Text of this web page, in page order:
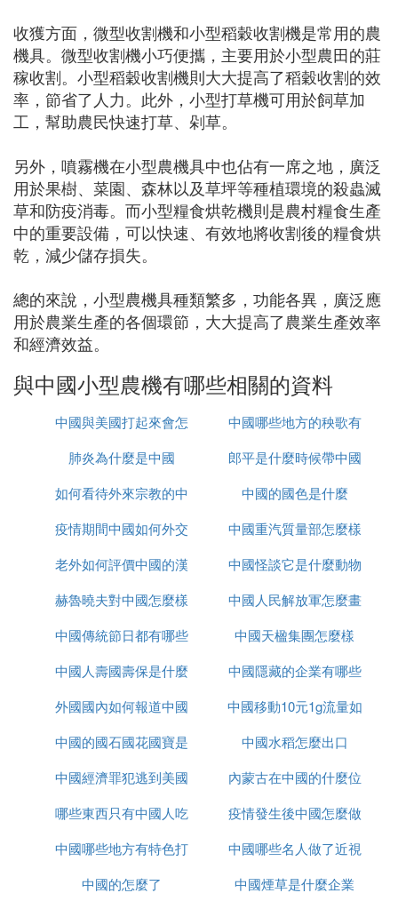
收獲方面，微型收割機和小型稻穀收割機是常用的農
機具。微型收割機小巧便攜，主要用於小型農田的莊
稼收割。小型稻穀收割機則大大提高了稻穀收割的效
率，節省了人力。此外，小型打草機可用於飼草加
工，幫助農民快速打草、剁草。
另外，噴霧機在小型農機具中也佔有一席之地，廣泛
用於果樹、菜園、森林以及草坪等種植環境的殺蟲滅
草和防疫消毒。而小型糧食烘乾機則是農村糧食生產
中的重要設備，可以快速、有效地將收割後的糧食烘
乾，減少儲存損失。
總的來說，小型農機具種類繁多，功能各異，廣泛應
用於農業生產的各個環節，大大提高了農業生產效率
和經濟效益。
與中國小型農機有哪些相關的資料
中國與美國打起來會怎
麼樣
中國哪些地方的秧歌有
名
肺炎為什麼是中國
郎平是什麼時候帶中國
女排的
如何看待外來宗教的中
國化
中國的國色是什麼
疫情期間中國如何外交
中國重汽質量部怎麼樣
老外如何評價中國的漢
服
中國怪談它是什麼動物
赫魯曉夫對中國怎麼樣
中國人民解放軍怎麼畫
的
中國傳統節日都有哪些
中國天楹集團怎麼樣
中國人壽國壽保是什麼
中國隱藏的企業有哪些
外國國內如何報道中國
疫情
中國移動10元1g流量如
何取消
中國的國石國花國寶是
什麼
中國水稻怎麼出口
中國經濟罪犯逃到美國
怎麼辦
內蒙古在中國的什麼位
置
哪些東西只有中國人吃
疫情發生後中國怎麼做
的
中國哪些地方有特色打
鼓
中國哪些名人做了近視
手術
中國的怎麼了
中國煙草是什麼企業